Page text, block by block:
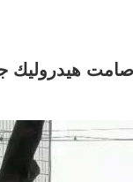
جاك مطرقة مع 68 ملم